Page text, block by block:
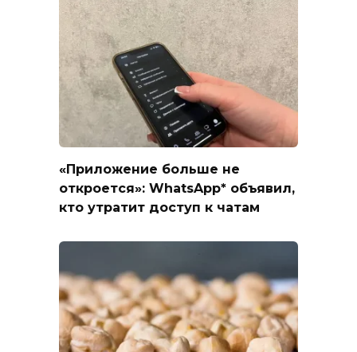
«Приложение больше не
откроется»: WhatsApp* объявил,
кто утратит доступ к чатам